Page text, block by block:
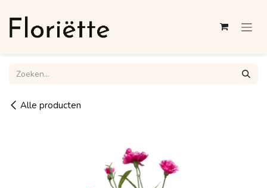
Alle producten